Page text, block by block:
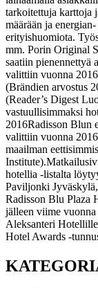
tarkoitettuja karttoja
määrään ja
erityishuomiota.
mm. Porin Original
saatiin pienennettyä
valittiin vuonna
(Brändien arvostus
(Reader’s Digest
vastuullisimmaksi
2016Radisson Blun
valittiin vuonna
maailman
Institute).
hotellia -listalta
Paviljonki
Radisson Blu Plaza
jälleen viime
Aleksanteri
Hotel Awards -